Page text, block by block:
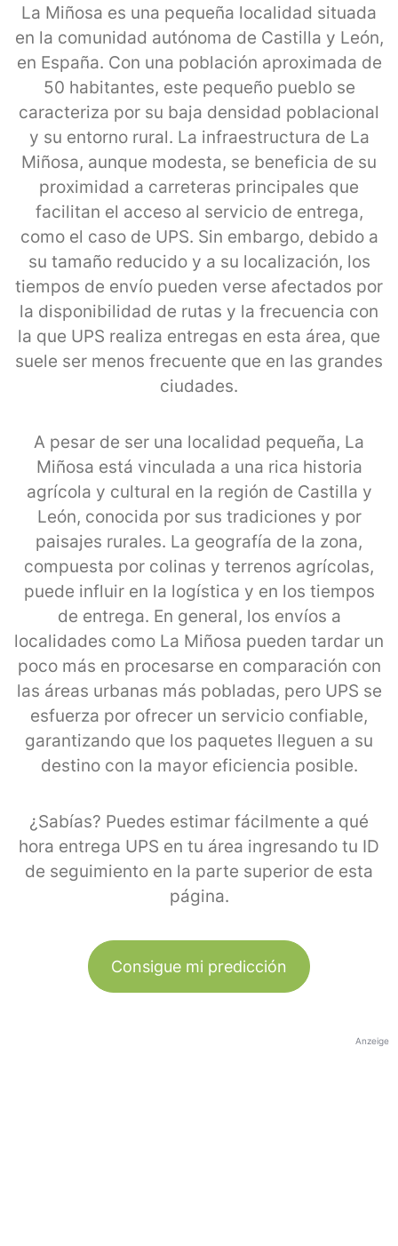
La Miñosa es una pequeña localidad situada
en la comunidad autónoma de Castilla y León,
en España. Con una población aproximada de
50 habitantes, este pequeño pueblo se
caracteriza por su baja densidad poblacional
y su entorno rural. La infraestructura de La
Miñosa, aunque modesta, se beneficia de su
proximidad a carreteras principales que
facilitan el acceso al servicio de entrega,
como el caso de UPS. Sin embargo, debido a
su tamaño reducido y a su localización, los
tiempos de envío pueden verse afectados por
la disponibilidad de rutas y la frecuencia con
la que UPS realiza entregas en esta área, que
suele ser menos frecuente que en las grandes
ciudades.
A pesar de ser una localidad pequeña, La
Miñosa está vinculada a una rica historia
agrícola y cultural en la región de Castilla y
León, conocida por sus tradiciones y por
paisajes rurales. La geografía de la zona,
compuesta por colinas y terrenos agrícolas,
puede influir en la logística y en los tiempos
de entrega. En general, los envíos a
localidades como La Miñosa pueden tardar un
poco más en procesarse en comparación con
las áreas urbanas más pobladas, pero UPS se
esfuerza por ofrecer un servicio confiable,
garantizando que los paquetes lleguen a su
destino con la mayor eficiencia posible.
¿Sabías? Puedes estimar fácilmente a qué
hora entrega UPS en tu área ingresando tu ID
de seguimiento en la parte superior de esta
página.
Consigue mi predicción
Anzeige